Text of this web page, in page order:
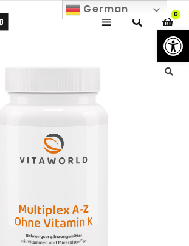
0
German